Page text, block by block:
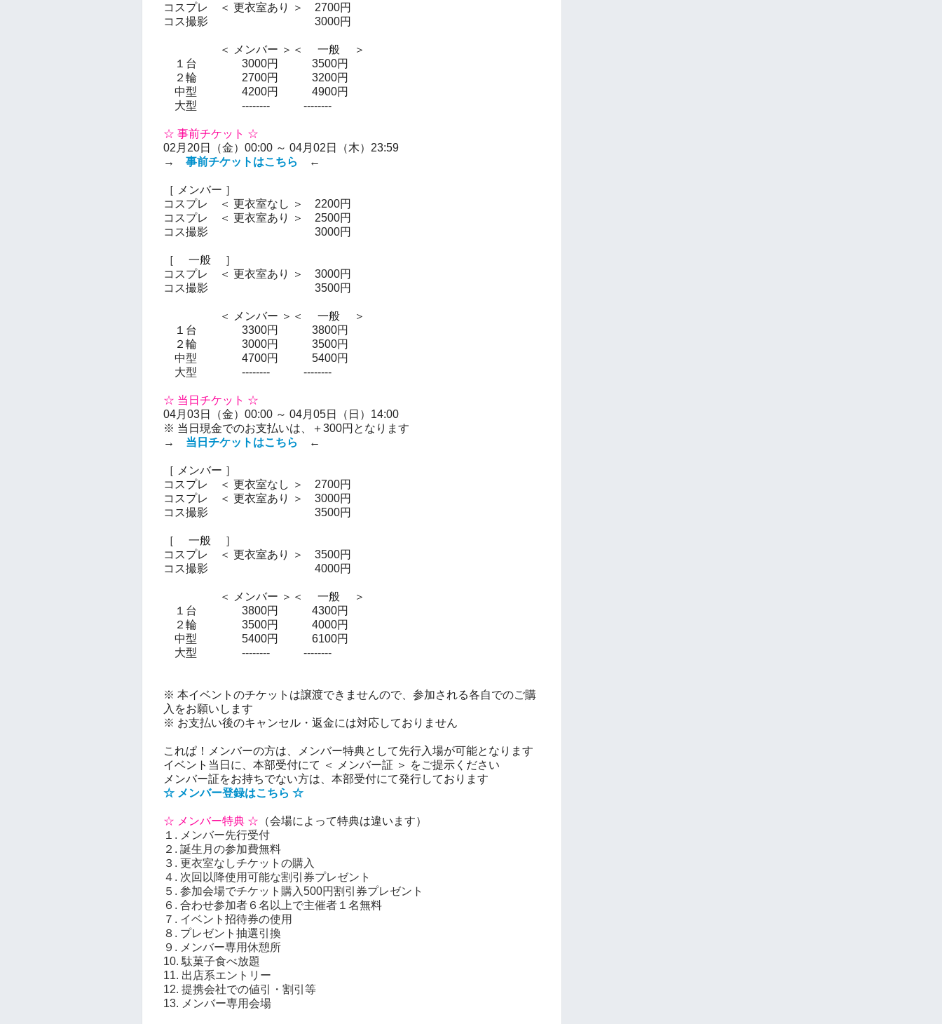
コスプレ ＜ 更衣室あり ＞ 2700円
コス撮影 3000円
＜ メンバー ＞＜ 一般 ＞
１台 3000円 3500円
２輪 2700円 3200円
中型 4200円 4900円
大型 -------- --------
☆ 事前チケット ☆
02月20日（金）00:00 ～ 04月02日（木）23:59
→ 事前チケットはこちら ←
［ メンバー ］
コスプレ ＜ 更衣室なし ＞
2200円
コスプレ ＜ 更衣室あり ＞ 2500円
コス撮影 3000円
［ 一般 ］
コスプレ ＜ 更衣室あり ＞ 3000円
コス撮影 3500円
＜ メンバー ＞＜ 一般 ＞
１台 3300円 3800円
２輪 3000円 3500円
中型 4700円 5400円
大型 -------- --------
☆ 当日チケット ☆
04月03日（金）00:00 ～ 04月05日（日）14:00
※ 当日現金でのお支払いは、＋300円となります
→ 当日チケットはこちら ←
［ メンバー ］
コスプレ ＜ 更衣室なし ＞
2700円
コスプレ ＜ 更衣室あり ＞ 3000円
コス撮影 3500円
［ 一般 ］
コスプレ ＜ 更衣室あり ＞ 3500円
コス撮影 4000円
＜ メンバー ＞＜ 一般 ＞
１台 3800円 4300円
２輪 3500円 4000円
中型 5400円 6100円
大型 -------- --------
※ 本イベントのチケットは譲渡できませんので、参加される各自でのご購
入をお願いします
※ お支払い後のキャンセル・返金には対応しておりません
これぱ！メンバーの方は、メンバー特典として先行入場が可能となります
イベント当日に、本部受付にて ＜ メンバー証 ＞ をご提示ください
メンバー証をお持ちでない方は、本部受付にて発行しております
☆ メンバー登録はこちら ☆
☆ メンバー特典 ☆ （会場によって特典は違います）
１. メンバー先行受付
２. 誕生月の参加費無料
３. 更衣室なしチケットの購入
４. 次回以降使用可能な割引券プレゼント
５. 参加会場でチケット購入500円割引券プレゼント
６. 合わせ参加者６名以上で主催者１名無料
７. イベント招待券の使用
８. プレゼント抽選引換
９. メンバー専用休憩所
10. 駄菓子食べ放題
11. 出店系エントリー
12. 提携会社での値引・割引等
13. メンバー専用会場